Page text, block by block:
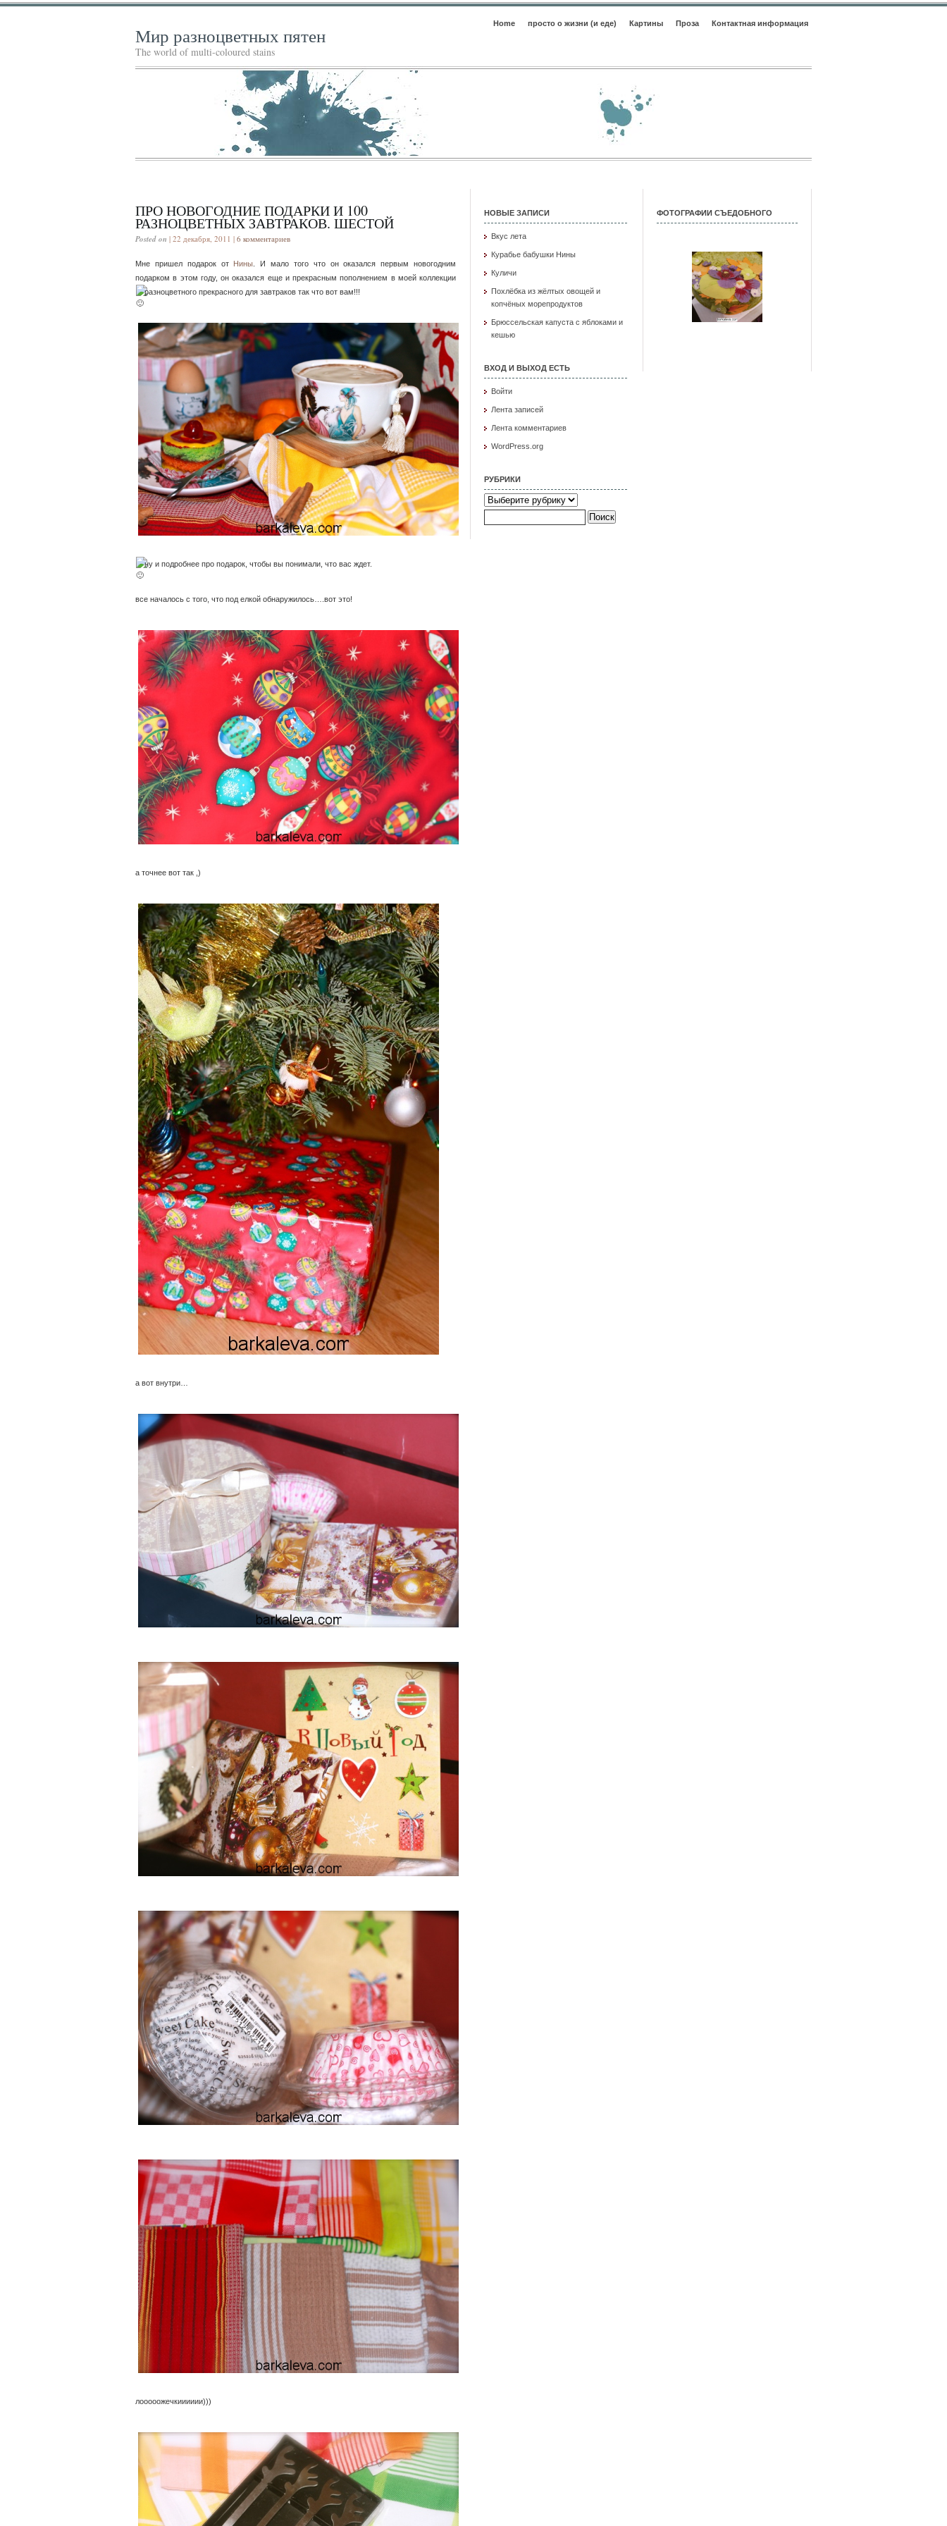
Home просто о жизни (и еде) Картины Проза Контактная информация
Мир разноцветных пятен
The world of multi-coloured stains
ПРО НОВОГОДНИЕ ПОДАРКИ И 100
РАЗНОЦВЕТНЫХ ЗАВТРАКОВ. ШЕСТОЙ
Posted on | 22 декабря, 2011 | 6 комментариев
Мне пришел подарок от Нины . И мало того что он оказался первым новогодним
подарком в этом году, он оказался еще и прекрасным пополнением в моей коллекции
разноцветного прекрасного для завтраков так что вот вам!!!
ну и подробнее про подарок, чтобы вы понимали, что вас ждет.
все началось с того, что под елкой обнаружилось….вот это!
а точнее вот так ,)
а вот внутри…
лооооожечкииииии)))
НОВЫЕ ЗАПИСИ
Вкус лета
Курабье бабушки Нины
Куличи
Похлёбка из жёлтых овощей и
копчёных морепродуктов
Брюссельская капуста с яблоками и
кешью
ВХОД И ВЫХОД ЕСТЬ
Войти
Лента записей
Лента комментариев
WordPress.org
РУБРИКИ
Рубрики
Найти:
ФОТОГРАФИИ СЪЕДОБНОГО